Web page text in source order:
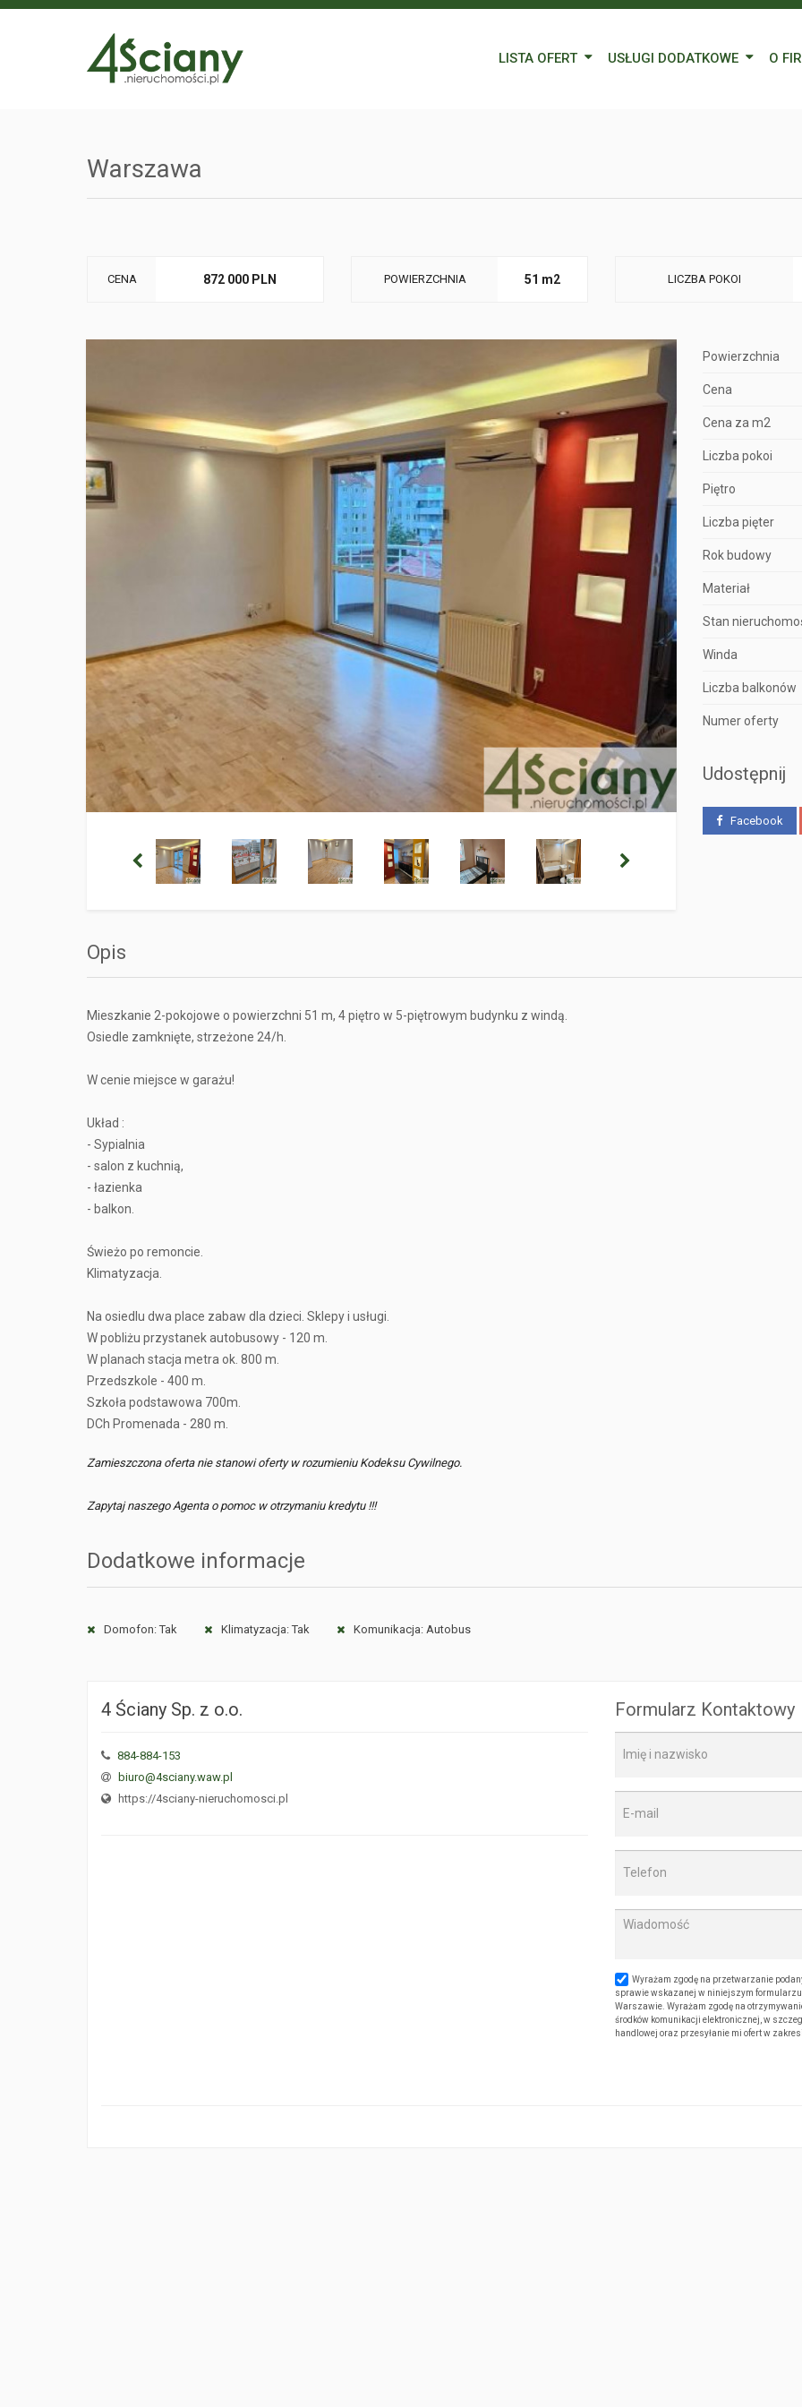
LISTA OFERT USŁUGI DODATKOWE O
Warszawa
CENA 872 000 PLN POWIERZCHNIA 51 m2 LICZBA POKOI
Powierzchnia
Cena
Cena za m2
Liczba pokoi
Piętro
Liczba pięter
Rok budowy
Materiał
Stan
Winda
Liczba balkonów
Numer oferty
Udostępnij
Facebook
Opis
Mieszkanie 2-pokojowe o powierzchni 51 m, 4 piętro w 5-piętrowym budynku z windą.
Osiedle zamknięte, strzeżone 24/h.
W cenie miejsce w garażu!
Układ :
- Sypialnia
- salon z kuchnią,
- łazienka
- balkon.
Świeżo po remoncie.
Klimatyzacja.
Na osiedlu dwa place zabaw dla dzieci. Sklepy i usługi.
W pobliżu przystanek autobusowy - 120 m.
W planach stacja metra ok. 800 m.
Przedszkole - 400 m.
Szkoła podstawowa 700m.
DCh Promenada - 280 m.
Zamieszczona oferta nie stanowi oferty w rozumieniu Kodeksu Cywilnego.
Zapytaj naszego Agenta o pomoc w otrzymaniu kredytu !!!
Dodatkowe informacje
Domofon: Tak Klimatyzacja: Tak Komunikacja: Autobus
4 Ściany Sp. z o.o.
884-884-153
biuro@4sciany.waw.pl
https://4sciany-nieruchomosci.pl
Formularz Kontaktowy
Wyrażam zgodę na przetwarzanie
sprawie wskazanej w niniejszym
Warszawie. Wyrażam zgodę na
środków komunikacji elektronicznej, w
handlowej oraz przesyłanie mi ofert w